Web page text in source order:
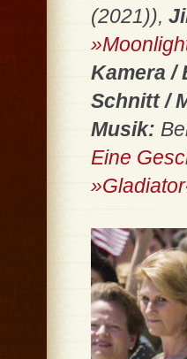
(2021)),
Kamera /
Schnitt /
Musik:
Eine